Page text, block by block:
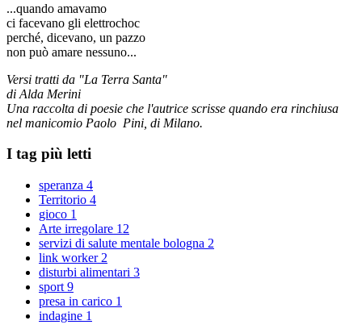
...quando amavamo
ci facevano gli elettrochoc
perché, dicevano, un pazzo
non può amare nessuno...
Versi tratti da "La Terra Santa"
di Alda Merini
Una raccolta di poesie che l'autrice scrisse quando era rinchiusa
nel manicomio Paolo Pini, di Milano.
I tag più letti
speranza 4
Territorio 4
gioco 1
Arte irregolare 12
servizi di salute mentale bologna 2
link worker 2
disturbi alimentari 3
sport 9
presa in carico 1
indagine 1